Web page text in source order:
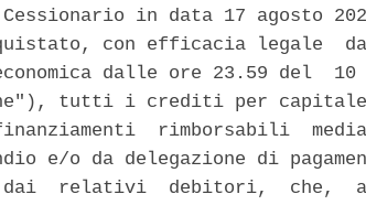
in data 17 agosto
con efficacia legale
dalle ore 23.59 del  10
tutti i crediti per
rimborsabili
e/o da delegazione di
dai  relativi  debitori,  che,